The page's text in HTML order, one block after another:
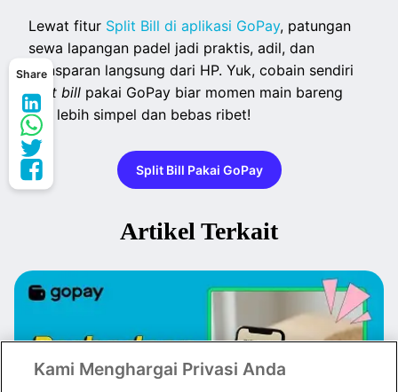
Share
Lewat fitur Split Bill di aplikasi GoPay, patungan
sewa lapangan padel jadi praktis, adil, dan
transparan langsung dari HP. Yuk, cobain sendiri
split bill pakai GoPay biar momen main bareng
jadi lebih simpel dan bebas ribet!
Split Bill Pakai GoPay
Artikel Terkait
Kami Menghargai Privasi Anda